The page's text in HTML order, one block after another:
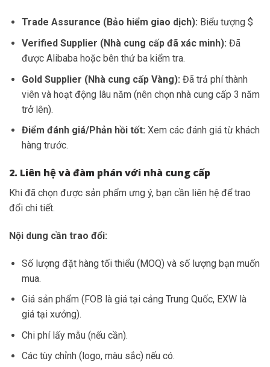
Trade Assurance (Bảo hiểm giao dịch): Biểu tượng $
Verified Supplier (Nhà cung cấp đã xác minh): Đã
được Alibaba hoặc bên thứ ba kiểm tra.
Gold Supplier (Nhà cung cấp Vàng): Đã trả phí thành
viên và hoạt động lâu năm (nên chọn nhà cung cấp 3 năm
trở lên).
Điểm đánh giá/Phản hồi tốt: Xem các đánh giá từ khách
hàng trước.
2. Liên hệ và đàm phán với nhà cung cấp
Khi đã chọn được sản phẩm ưng ý, bạn cần liên hệ để trao
đổi chi tiết.
Nội dung cần trao đổi:
Số lượng đặt hàng tối thiểu (MOQ) và số lượng bạn muốn
mua.
Giá sản phẩm (FOB là giá tại cảng Trung Quốc, EXW là
giá tại xưởng).
Chi phí lấy mẫu (nếu cần).
Các tùy chỉnh (logo, màu sắc) nếu có.